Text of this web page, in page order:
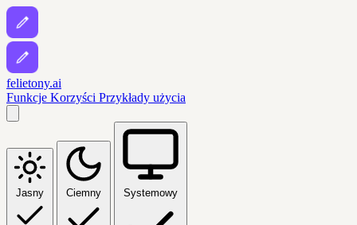
felietony.ai
Funkcje Korzyści Przykłady użycia
Jasny Ciemny Systemowy